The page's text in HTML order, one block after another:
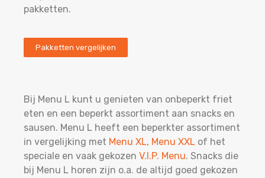
pakketten.
Pakketten vergelijken
Bij Menu L kunt u genieten van onbeperkt friet
eten en een beperkt assortiment aan snacks en
sausen. Menu L heeft een beperkter assortiment
in vergelijking met Menu XL, Menu XXL of het
speciale en vaak gekozen V.I.P. Menu. Snacks die
bij Menu L horen zijn o.a. de altijd goed gekozen